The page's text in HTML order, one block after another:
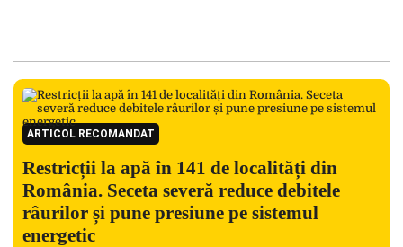
ARTICOL RECOMANDAT
Restricții la apă în 141 de localități din
România. Seceta severă reduce debitele
râurilor și pune presiune pe sistemul
energetic